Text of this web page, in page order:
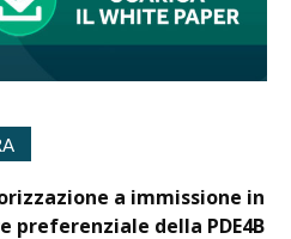
a immissione in
preferenziale della PDE4B